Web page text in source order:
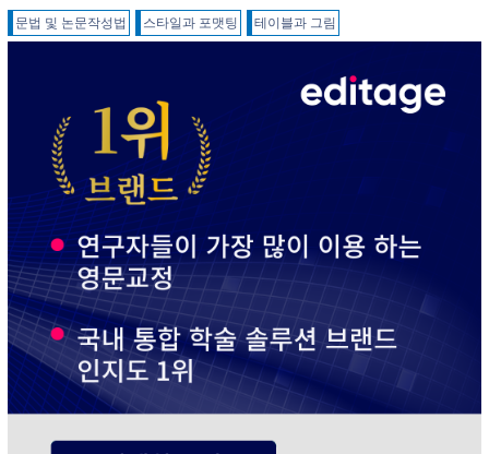
문법 및 논문작성법 스타일과 포맷팅 테이블과 그림